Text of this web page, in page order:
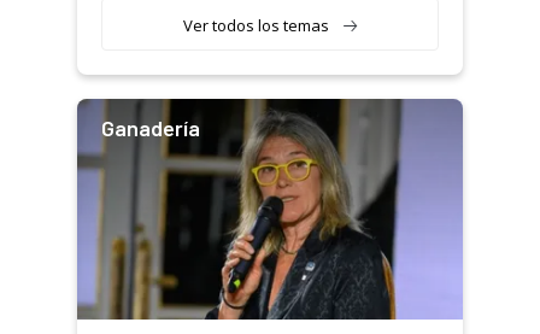
variedades que marcan un
salto tecnológico en genética y
Ver todos los temas
Ganadería